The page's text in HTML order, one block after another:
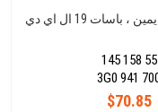
19 ال اي دي
145 158 55
$70.85
3G0 941